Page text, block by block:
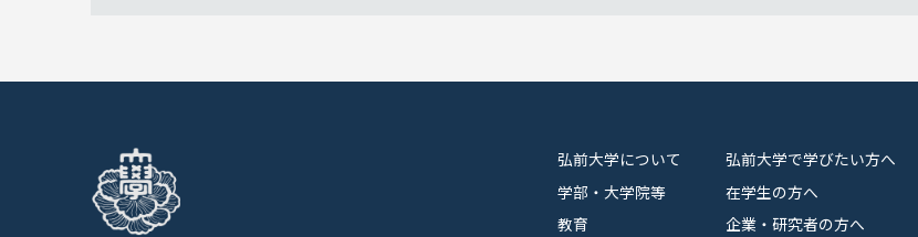
弘前大学について
学部・大学院等
教育
弘前大学で学びたい方へ
在学生の方へ
企業・研究者の方へ